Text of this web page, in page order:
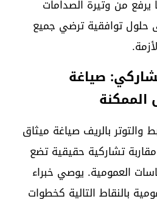
يرفع من وتيرة الصدامات
حلول توافقية ترضي جميع
صياغة
الممكنة
والتوتر بالريف صياغة ميثاق
تشاركية حقيقية تضع
العمومية. يوصي خبراء
بالنقاط التالية كخطوات